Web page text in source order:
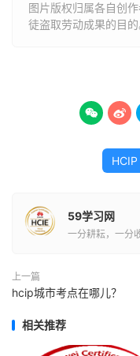
图片版权归属各自创
徒盗取劳动成果的目的
 
HCIP
59学习网
一分耕耘，一分
上一篇
hcip城市考点在哪儿？
相关推荐